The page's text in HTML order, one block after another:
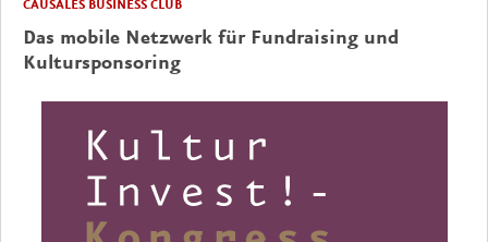
CAUSALES BUSINESS CLUB
Das mobile Netzwerk für Fundraising und
Kultursponsoring